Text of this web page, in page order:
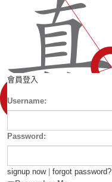
會員登入
Username:
Password:
signup now| forgot password?